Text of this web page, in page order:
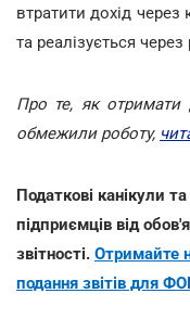
втратити дохід
та реалізується
Про те, як
обмежили роботу,
Податкові канікули
підприємців від
звітності. Отримайте
подання звітів для